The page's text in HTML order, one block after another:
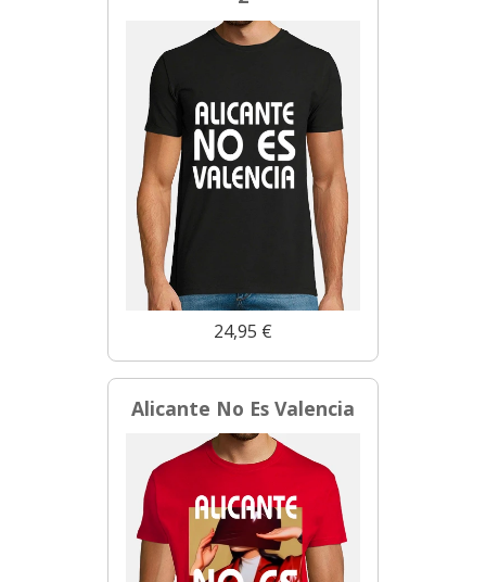
24,95 €
Alicante No Es Valencia